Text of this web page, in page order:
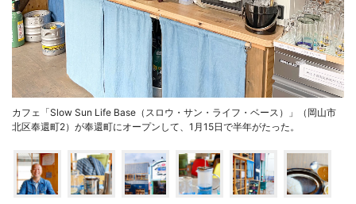
カフェ「Slow Sun Life Base（スロウ・サン・ライフ・ベース）」（岡山市
北区奉還町2）が奉還町にオープンして、1月15日で半年がたった。